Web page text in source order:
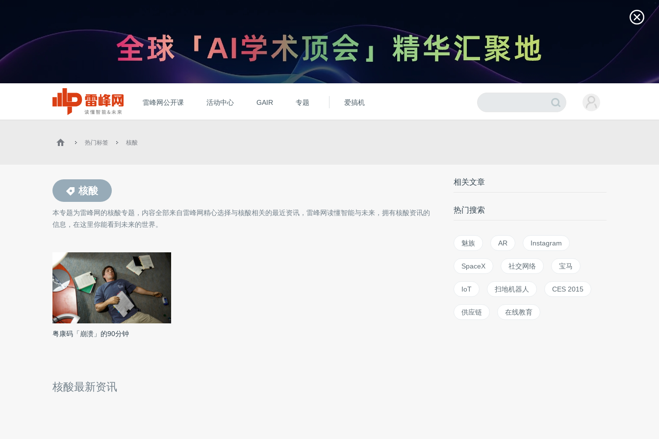
雷峰网公开课 活动中心 GAIR 专题 爱搞机
热门标签 核酸
核酸
本专题为雷峰网的核酸专题，内容全部来自雷峰网精心选择与核酸相关的最近资讯，雷峰网读懂智能与未来，拥有核酸资讯的
信息，在这里你能看到未来的世界。
粤康码「崩溃」的90分钟
核酸最新资讯
相关文章
热门搜索
魅族 AR Instagram
SpaceX 社交网络 宝马
IoT 扫地机器人 CES 2015
供应链 在线教育